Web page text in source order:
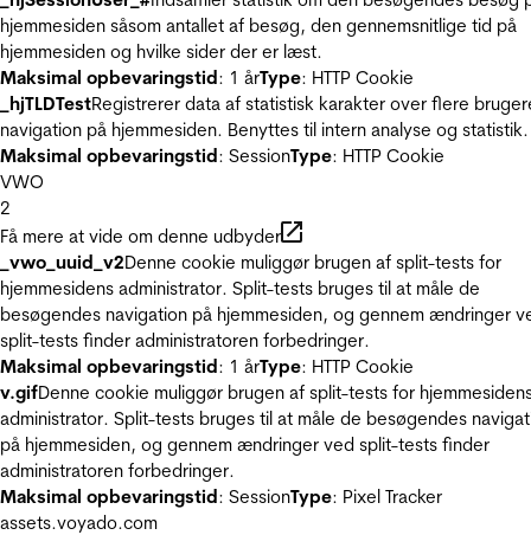
hjemmesiden såsom antallet af besøg, den gennemsnitlige tid på
hjemmesiden og hvilke sider der er læst.
Maksimal opbevaringstid: 1 årType: HTTP Cookie
_hjTLDTestRegistrerer data af statistisk karakter over flere
navigation på hjemmesiden. Benyttes til intern analyse og statistik.
Maksimal opbevaringstid: SessionType: HTTP Cookie
VWO
2
Få mere at vide om denne udbyder
_vwo_uuid_v2Denne cookie muliggør brugen af split-tests for
hjemmesidens administrator. Split-tests bruges til at måle de
besøgendes navigation på hjemmesiden, og gennem ændringer
split-tests finder administratoren forbedringer.
Maksimal opbevaringstid: 1 årType: HTTP Cookie
v.gifDenne cookie muliggør brugen af split-tests for
administrator. Split-tests bruges til at måle de besøgendes
på hjemmesiden, og gennem ændringer ved split-tests finder
administratoren forbedringer.
Maksimal opbevaringstid: SessionType: Pixel Tracker
assets.voyado.com